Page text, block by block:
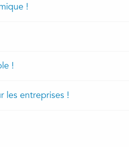
!
!
les entreprises !